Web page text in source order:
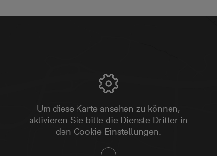
Um diese Karte ansehen zu können,
aktivieren Sie bitte die Dienste Dritter in
den Cookie-Einstellungen.